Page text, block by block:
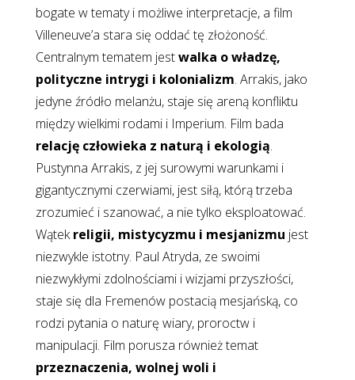
bogate w tematy i możliwe interpretacje, a film
Villeneuve’a stara się oddać tę złożoność.
Centralnym tematem jestwalka o władzę,
polityczne intrygi i kolonializm. Arrakis, jako
jedyne źródło melanżu, staje się areną konfliktu
między wielkimi rodami i Imperium. Film bada
relację człowieka z naturą i ekologią.
Pustynna Arrakis, z jej surowymi warunkami i
gigantycznymi czerwiami, jest siłą, którą trzeba
zrozumieć i szanować, a nie tylko eksploatować.
Wątekreligii, mistycyzmu i mesjanizmu jest
niezwykle istotny. Paul Atryda, ze swoimi
niezwykłymi zdolnościami i wizjami przyszłości,
staje się dla Fremenów postacią mesjańską, co
rodzi pytania o naturę wiary, proroctw i
manipulacji. Film porusza również temat
przeznaczenia, wolnej woli i